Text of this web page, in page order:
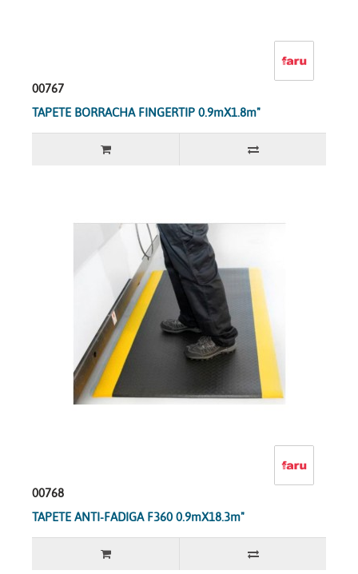
00767
TAPETE BORRACHA FINGERTIP 0.9mX1.8m"
00768
TAPETE ANTI-FADIGA F360 0.9mX18.3m"